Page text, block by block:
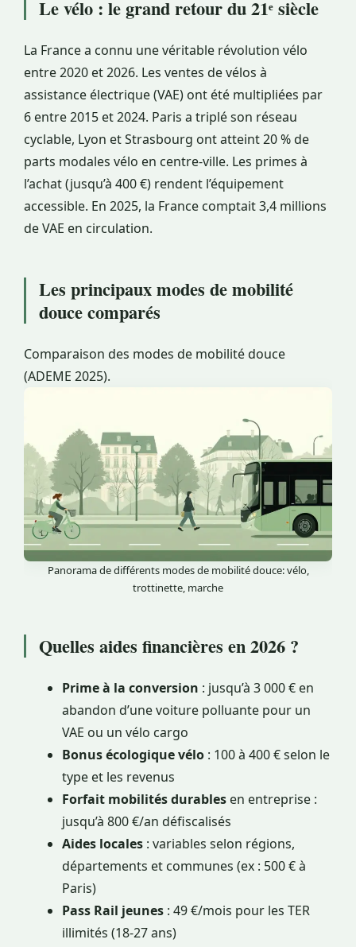
Le vélo : le grand retour du 21ᵉ siècle
La France a connu une véritable révolution vélo
entre 2020 et 2026. Les ventes de vélos à
assistance électrique (VAE) ont été multipliées par
6 entre 2015 et 2024. Paris a triplé son réseau
cyclable, Lyon et Strasbourg ont atteint 20 % de
parts modales vélo en centre-ville. Les primes à
l’achat (jusqu’à 400 €) rendent l’équipement
accessible. En 2025, la France comptait 3,4 millions
de VAE en circulation.
Les principaux modes de mobilité
douce comparés
Comparaison des modes de mobilité douce
(ADEME 2025).
Panorama de différents modes de mobilité douce: vélo,
trottinette, marche
Quelles aides financières en 2026 ?
Prime à la conversion : jusqu’à 3 000 € en
abandon d’une voiture polluante pour un
VAE ou un vélo cargo
Bonus écologique vélo : 100 à 400 € selon le
type et les revenus
Forfait mobilités durables en entreprise :
jusqu’à 800 €/an défiscalisés
Aides locales : variables selon régions,
départements et communes (ex : 500 € à
Paris)
Pass Rail jeunes : 49 €/mois pour les TER
illimités (18-27 ans)